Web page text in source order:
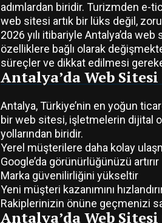
adımlardan biridir. Turizmden e-
web sitesi artık bir lüks değil,
2026 yılı itibariyle Antalya’da
özelliklere bağlı olarak
süreçler ve dikkat edilmesi
Antalya’da Web
Antalya, Türkiye’nin en yoğun
bir web sitesi, işletmelerin dijital
yollarından biridir.
Yerel müşterilere daha kolay
Google’da görünürlüğünüzü artırır
Marka güvenilirliğini yükseltir
Yeni müşteri kazanımını
Rakiplerinizin önüne geçmenizi
Antalya’da Web